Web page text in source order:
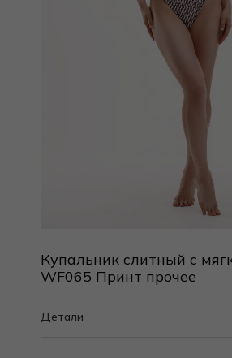
Купальник слитный с
WF065 Принт прочее
Детали